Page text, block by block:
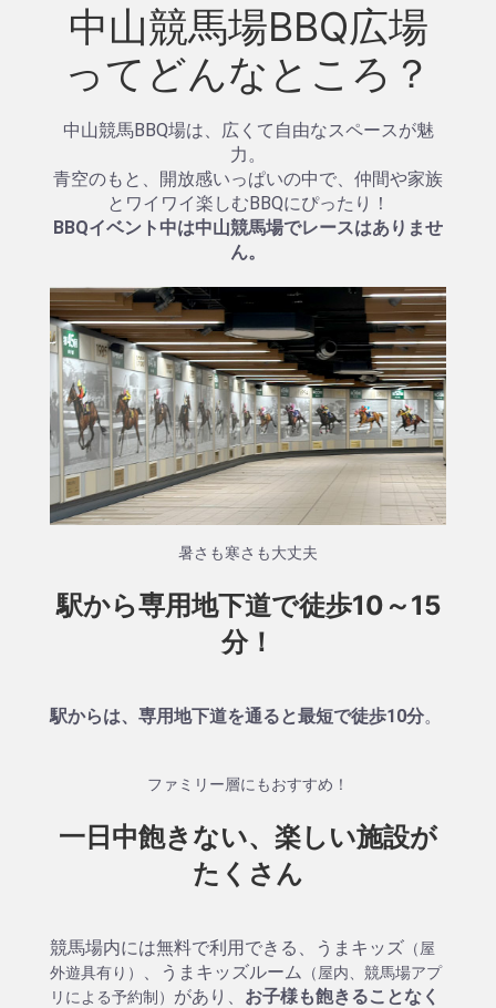
中山競馬場BBQ広場
ってどんなところ？
中山競馬BBQ場は、広くて自由なスペースが魅
力。
青空のもと、開放感いっぱいの中で、仲間や家族
とワイワイ楽しむBBQにぴったり！
BBQイベント中は中山競馬場でレースはありませ
ん。
暑さも寒さも大丈夫
駅から専用地下道で徒歩10～15
分！
駅からは、専用地下道を通ると最短で徒歩10分。
ファミリー層にもおすすめ！
一日中飽きない、楽しい施設が
たくさん
競馬場内には無料で利用できる、うまキッズ （屋
外遊具有り）
、うまキッズルーム
（屋内、競馬場アプ
リによる予約制） があり、 お子様も飽きることなく